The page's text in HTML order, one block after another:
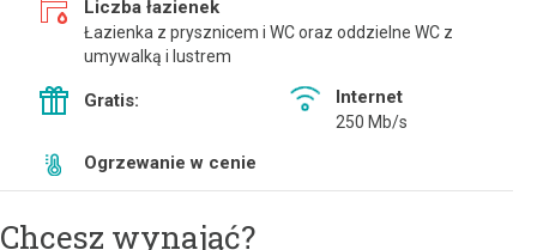
Liczba łazienek
Łazienka z prysznicem i WC oraz oddzielne WC z
umywalką i lustrem
Gratis: Internet
250 Mb/s
Ogrzewanie w cenie
Chcesz wynająć?